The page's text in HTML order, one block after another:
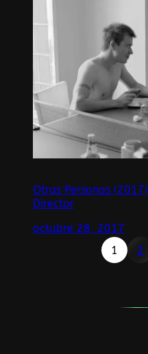
Otras Personas
Director
octubre 28, 2017
1
2